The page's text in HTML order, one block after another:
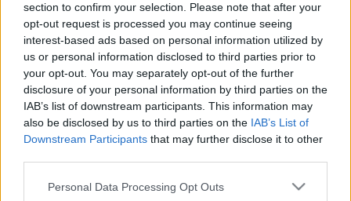
section to confirm your selection. Please note that after your
opt-out request is processed you may continue seeing
interest-based ads based on personal information utilized by
us or personal information disclosed to third parties prior to
your opt-out. You may separately opt-out of the further
disclosure of your personal information by third parties on the
IAB’s list of downstream participants. This information may
also be disclosed by us to third parties on the IAB’s List of
Downstream Participants that may further disclose it to other
Please note that this website/app uses one or more Google
Personal Data Processing Opt Outs
1938. március 12. – Németország
csapatai végrehajtják az Anschlusst
Fiziker Róbert
1936. március 7. – Hitler remilitarizálja a
Rajna-vidéket